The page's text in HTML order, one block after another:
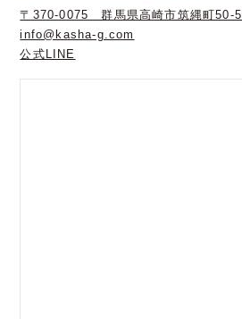
〒370-0075 群馬県高崎市筑縄町50-5
info@kasha-g.com
公式LINE